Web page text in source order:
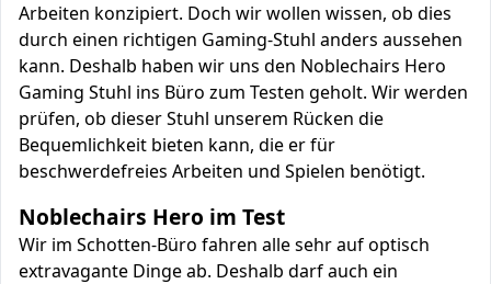
Arbeiten konzipiert. Doch wir wollen wissen, ob dies
durch einen richtigen Gaming-Stuhl anders aussehen
kann. Deshalb haben wir uns den Noblechairs Hero
Gaming Stuhl ins Büro zum Testen geholt. Wir werden
prüfen, ob dieser Stuhl unserem Rücken die
Bequemlichkeit bieten kann, die er für
beschwerdefreies Arbeiten und Spielen benötigt.
Noblechairs Hero im Test
Wir im Schotten-Büro fahren alle sehr auf optisch
extravagante Dinge ab. Deshalb darf auch ein